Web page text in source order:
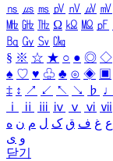
㎱ ㎲ ㎳ ㎴ ㎵ ㎶ ㎷
㎒ ㎓ ㎔ Ω ㏀ ㏁ ㎊
㏃ ㏉ ㏜ ㏆
§ ※ ☆ ★ ○ ● ◎ ◇
♠ ♡ ♥ ♧ ♣ ⊙ ◈ ▣
‡ ↕ ↗ ↙ ↖ ↘ ♭ ♩
ⅰ
ⅱ ⅲ ⅳ ⅴ ⅵ ⅶ
ع غ ف ق ک ل م ن ه
و ی
닫기